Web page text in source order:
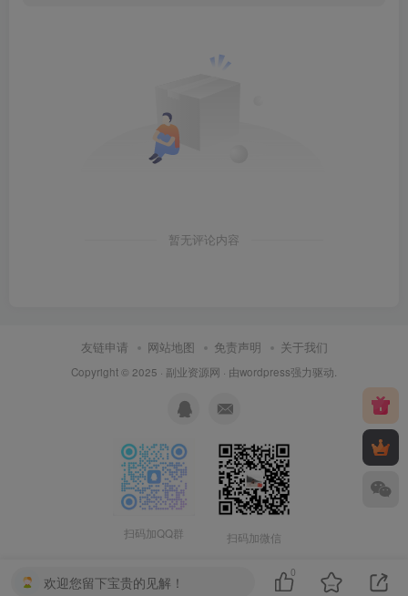
暂无评论内容
友链申请 网站地图 免责声明 关于我们
Copyright © 2025 · 副业资源网 · 由wordpress强力驱动.
扫码加QQ群 扫码加微信
欢迎您留下宝贵的见解！
0